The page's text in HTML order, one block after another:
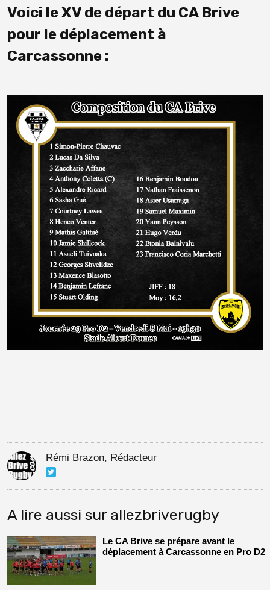
Voici le XV de départ du CA Brive
pour le déplacement à
Carcassonne :
Rémi Brazon, Rédacteur
A lire aussi sur allezbriverugby
Le CA Brive se prépare avant le
déplacement à Carcassonne en Pro D2